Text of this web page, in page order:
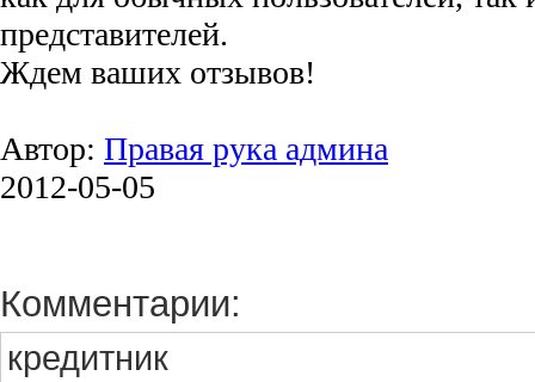
представителей.
Ждем ваших отзывов!
Автор: Правая рука админа
2012-05-05
Комментарии:
кредитник